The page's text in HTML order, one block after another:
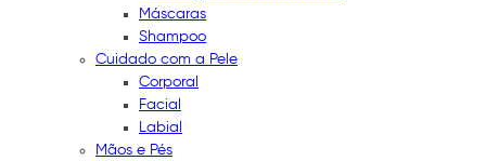
Máscaras
Shampoo
Cuidado com a Pele
Corporal
Facial
Labial
Mãos e Pés